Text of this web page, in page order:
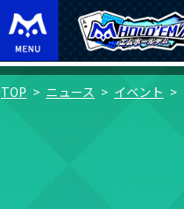
TOP ニュース イベント